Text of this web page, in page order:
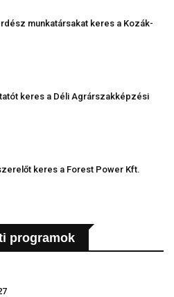
munkatársakat keres a Kozák-
keres a Déli Agrárszakképzési
keres a Forest Power Kft.
programok